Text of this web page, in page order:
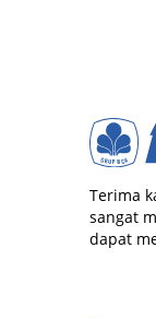
Terima
sangat
dapat